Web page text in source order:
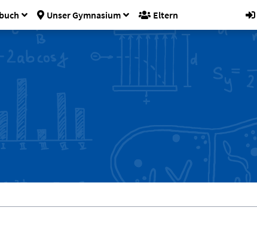
Unser Gymnasium Eltern